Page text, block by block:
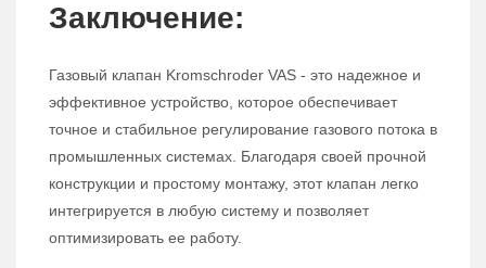
Заключение:
Газовый клапан Kromschroder VAS - это надежное и
эффективное устройство, которое обеспечивает
точное и стабильное регулирование газового потока в
промышленных системах. Благодаря своей прочной
конструкции и простому монтажу, этот клапан легко
интегрируется в любую систему и позволяет
оптимизировать ее работу.